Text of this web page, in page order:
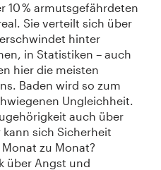
10 % armutsgefährdeten
Sie verteilt sich über
hinter
in Statistiken – auch
hier die meisten
Baden wird so zum
Ungleichheit.
auch über
sich Sicherheit
zu Monat?
über Angst und